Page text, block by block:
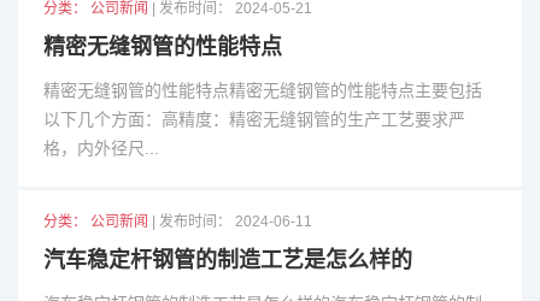
精密无缝钢管的性能特点
以下几个方面：高精度：精密无缝钢管的生产工艺要求严
格，内外径尺...
汽车稳定杆钢管的制造工艺是怎么样的